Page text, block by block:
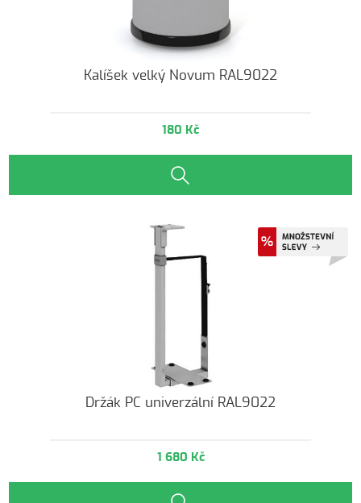
Kalíšek velký Novum RAL9022
180 Kč
Držák PC univerzální RAL9022
1 680 Kč